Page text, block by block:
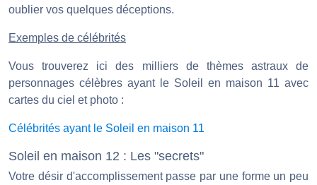
oublier vos quelques déceptions.
Exemples de célébrités
Vous trouverez ici des milliers de thèmes astraux de
personnages célèbres ayant le Soleil en maison 11 avec
cartes du ciel et photo :
Célébrités ayant le Soleil en maison 11
Soleil en maison 12 : Les "secrets"
Votre désir d'accomplissement passe par une forme un peu